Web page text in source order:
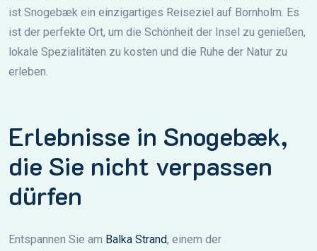
ist Snogebæk ein einzigartiges Reiseziel auf Bornholm. Es
ist der perfekte Ort, um die Schönheit der Insel zu genießen,
lokale Spezialitäten zu kosten und die Ruhe der Natur zu
erleben.
Erlebnisse in Snogebæk,
die Sie nicht verpassen
dürfen
Entspannen Sie am Balka Strand, einem der